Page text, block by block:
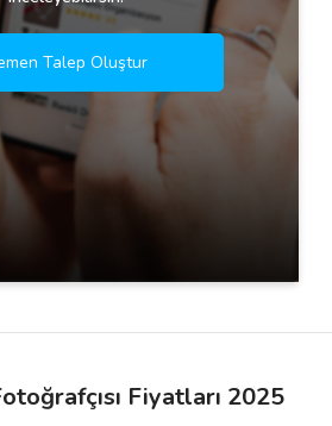
Talep Oluştur
Fiyatları 2025